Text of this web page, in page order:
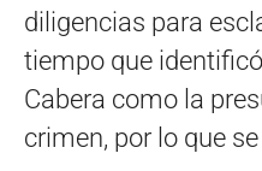
diligencias para
tiempo que
Cabera como la
crimen, por lo que